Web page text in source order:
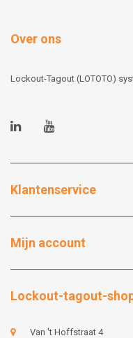
Over ons
Lockout-Tagout (LOTOTO)
Klantenservice
Mijn account
Lockout-tagout-
Van 't Hoffstraat 4